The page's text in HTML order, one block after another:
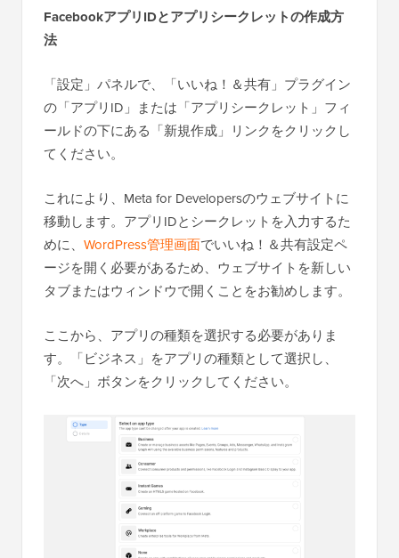
FacebookアプリIDとアプリシークレットの作成方
法
「設定」パネルで、「いいね！＆共有」プラグイン
の「アプリID」または「アプリシークレット」フィ
ールドの下にある「新規作成」リンクをクリックし
てください。
これにより、Meta for Developersのウェブサイトに
移動します。アプリIDとシークレットを入力するた
めに、 WordPress管理画面でいいね！＆共有設定ペ
ージを開く必要があるため、ウェブサイトを新しい
タブまたはウィンドウで開くことをお勧めします。
ここから、アプリの種類を選択する必要がありま
す。「ビジネス」をアプリの種類として選択し、
「次へ」ボタンをクリックしてください。